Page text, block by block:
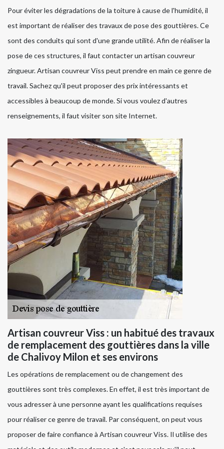
Pour éviter les dégradations de la toiture à cause de l'humidité, il
est important de réaliser des travaux de pose des gouttières. Ce
sont des conduits qui sont d'une grande utilité. Afin de réaliser la
pose de ces structures, il faut contacter un artisan couvreur
zingueur. Artisan couvreur Viss peut prendre en main ce genre de
travail. Sachez qu'il peut proposer des prix intéressants et
accessibles à beaucoup de monde. Si vous voulez d'autres
renseignements, il faut visiter son site Internet.
Artisan couvreur Viss : un habitué des travaux
de remplacement des gouttières dans la ville
de Chalivoy Milon et ses environs
Les opérations de remplacement ou de changement des
gouttières sont très complexes. En effet, il est très important de
vous adresser à une personne ayant les qualifications requises
pour réaliser ce genre de travail. Par conséquent, on peut vous
proposer de faire confiance à Artisan couvreur Viss. Il utilise des